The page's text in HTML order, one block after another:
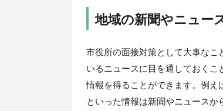
地域の新聞やニュー
市役所の面接対策として大事なこ
いるニュースに目を通しておく
情報を得ることができます。例
といった情報は新聞やニュース